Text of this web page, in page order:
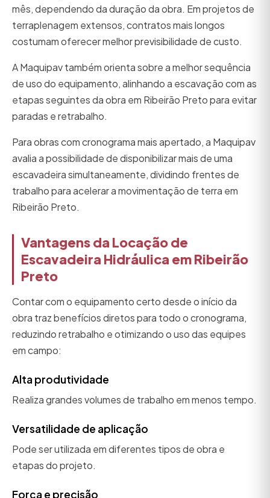
mês, dependendo da duração da obra. Em projetos de
terraplenagem extensos, contratos mais longos
costumam oferecer melhor previsibilidade de custo.
A Maquipav também orienta sobre a melhor sequência
de uso do equipamento, alinhando a escavação com as
etapas seguintes da obra em Ribeirão Preto para evitar
paradas e retrabalho.
Para obras com cronograma mais apertado, a Maquipav
avalia a possibilidade de disponibilizar mais de uma
escavadeira simultaneamente, dividindo frentes de
trabalho para acelerar a movimentação de terra em
Ribeirão Preto.
Vantagens da Locação de
Escavadeira Hidráulica em Ribeirão
Preto
Contar com o equipamento certo desde o início da
obra traz benefícios diretos para todo o cronograma,
reduzindo retrabalho e otimizando o uso das equipes
em campo:
Alta produtividade
Realiza grandes volumes de trabalho em menos tempo.
Versatilidade de aplicação
Pode ser utilizada em diferentes tipos de obra e
etapas do projeto.
Força e precisão